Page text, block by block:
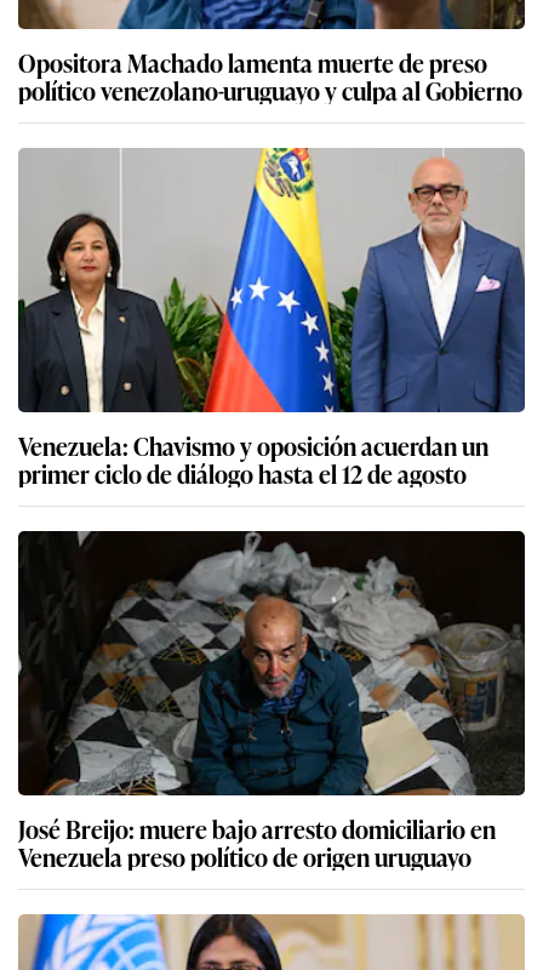
Opositora Machado lamenta muerte de preso
político venezolano-uruguayo y culpa al Gobierno
Venezuela: Chavismo y oposición acuerdan un
primer ciclo de diálogo hasta el 12 de agosto
José Breijo: muere bajo arresto domiciliario en
Venezuela preso político de origen uruguayo